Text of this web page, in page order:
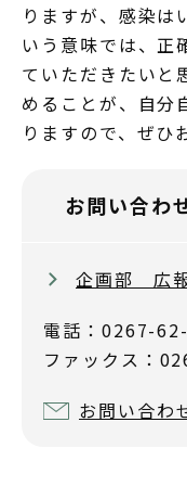
りますが、感染は
いう意味では、正
ていただきたいと
めることが、自分
りますので、ぜひ
お問い合わ
企画部 広
電話：0267-
ファックス：
お問い合わ